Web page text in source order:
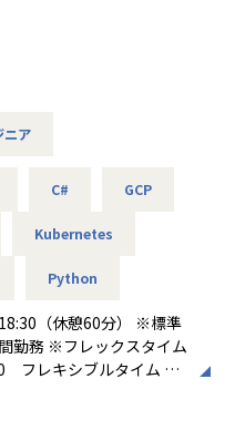
発プロセスの改善を、チ
関わるため、物流マッチ
計やバックエンドにも越
しており、プロダクトご
他言語のプロダクト開発
してございます。
リリース前の新規開発の
発現場ではなく、リリー
が少ないです。
ながら何か問題がない
アであれば、開発業務に
題、組織的な課題の可能
たは相談をもらうこと
度の経験だと本人が自信
ニア
C# GCP
Kubernetes
Python
（休憩60分） ※標準
勤務 ※フレックスタイム
フレキシブルタイム
あります